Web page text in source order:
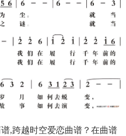
,跨越时空爱恋曲谱？在曲谱